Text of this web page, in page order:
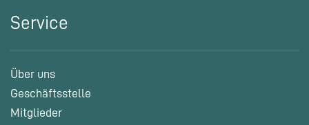
Service
Über uns
Geschäftsstelle
Mitglieder